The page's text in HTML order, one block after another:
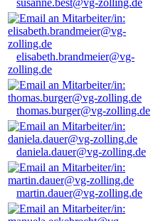
susanne.best@vg-zolling.de
elisabeth.brandmeier@vg-
zolling.de
thomas.burger@vg-zolling.de
daniela.dauer@vg-zolling.de
martin.dauer@vg-zolling.de